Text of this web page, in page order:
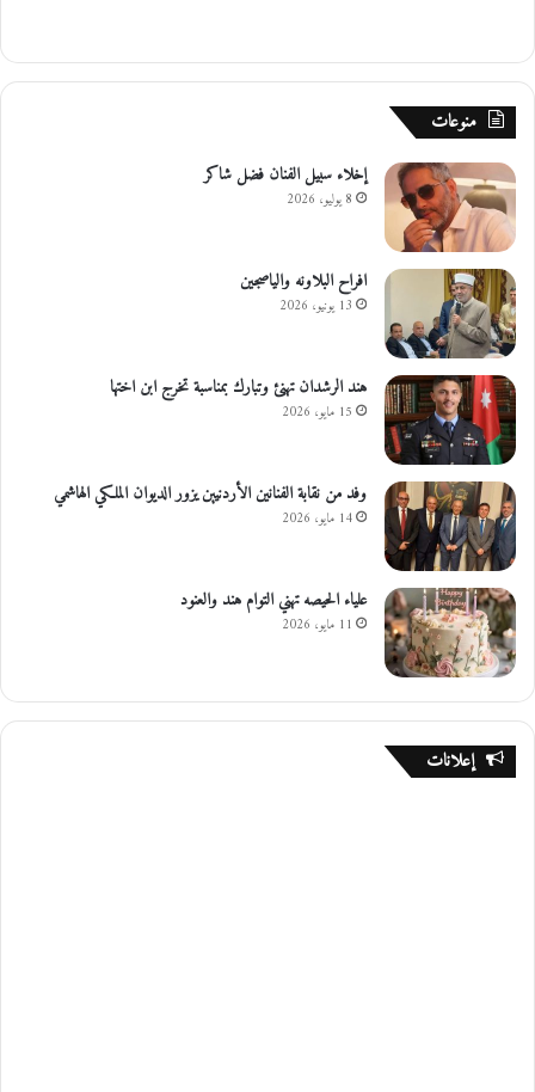
د
ئ
ي
ا
ل
ك
ل
ى
غ
ي
ر
م
ت
د
ا
و
ل
ف
ي
ا
ا
ر
د
ن
منوعات
إخلاء سبيل الفنان فضل شاكر
8 يوليو، 2026
افراح البلاونه والياصجين
13 يونيو، 2026
هند الرشدان تهنئ وتبارك بمناسبة تخرج ابن اختها
15 مايو، 2026
وفد من نقابة الفنانين الأردنيين يزور الديوان الملكي الهاشمي
14 مايو، 2026
علياء الحيصه تهني التوام هند والعنود
11 مايو، 2026
إعلانات